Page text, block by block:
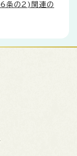
条の2)関連の